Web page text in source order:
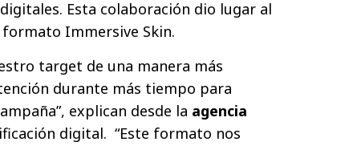
Esta colaboración dio lugar al
Immersive Skin.
target de una manera más
durante más tiempo para
explican desde la agencia
digital. “Este formato nos